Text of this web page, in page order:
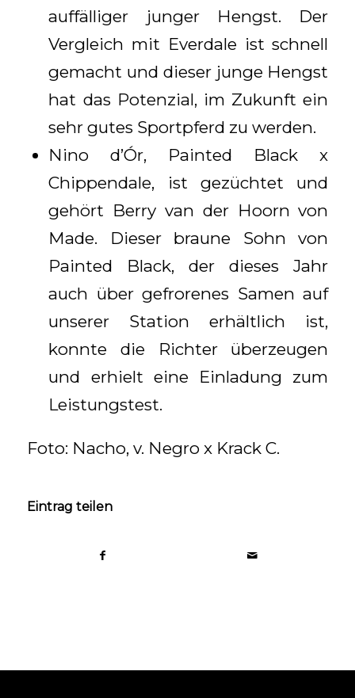
auffälliger junger Hengst. Der
Vergleich mit Everdale ist schnell
gemacht und dieser junge Hengst
hat das Potenzial, im Zukunft ein
sehr gutes Sportpferd zu werden.
Nino d’Ór, Painted Black x
Chippendale, ist gezüchtet und
gehört Berry van der Hoorn von
Made. Dieser braune Sohn von
Painted Black, der dieses Jahr
auch über gefrorenes Samen auf
unserer Station erhältlich ist,
konnte die Richter überzeugen
und erhielt eine Einladung zum
Leistungstest.
Foto: Nacho, v. Negro x Krack C.
Eintrag teilen